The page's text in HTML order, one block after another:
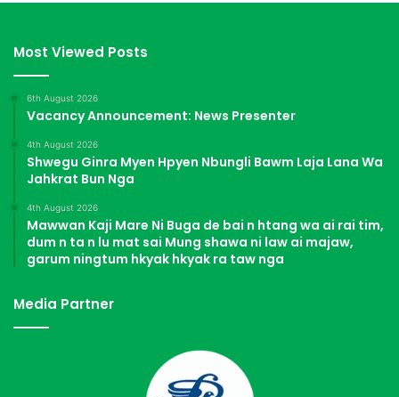
Most Viewed Posts
6th August 2026
Vacancy Announcement: News Presenter
4th August 2026
Shwegu Ginra Myen Hpyen Nbungli Bawm Laja Lana Wa
Jahkrat Bun Nga
4th August 2026
Mawwan Kaji Mare Ni Buga de bai n htang wa ai rai tim,
dum n ta n lu mat sai Mung shawa ni law ai majaw,
garum ningtum hkyak hkyak ra taw nga
Media Partner